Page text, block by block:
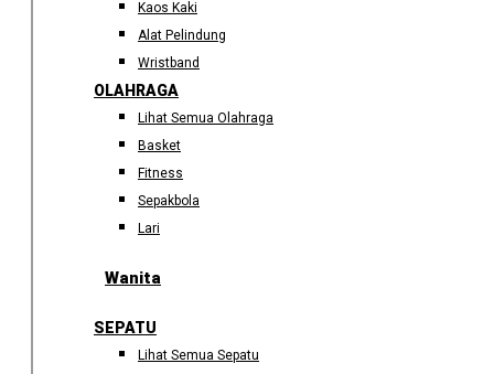
Kaos Kaki
Alat Pelindung
Wristband
OLAHRAGA
Lihat Semua Olahraga
Basket
Fitness
Sepakbola
Lari
Wanita
SEPATU
Lihat Semua Sepatu